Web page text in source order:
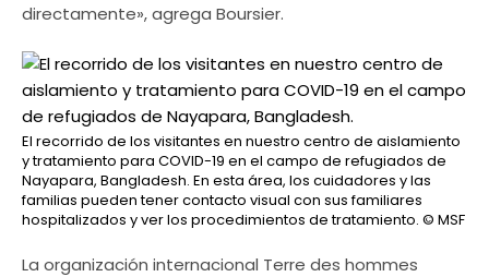
directamente», agrega Boursier.
El recorrido de los visitantes en nuestro centro de aislamiento
y tratamiento para COVID-19 en el campo de refugiados de
Nayapara, Bangladesh. En esta área, los cuidadores y las
familias pueden tener contacto visual con sus familiares
hospitalizados y ver los procedimientos de tratamiento. © MSF
La organización internacional Terre des hommes